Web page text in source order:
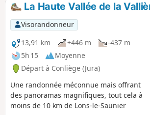
La Haute Vallée de la
Visorandonneur
13,91 km
+446 m
-437 m
5h 15
Moyenne
Départ à Conliège (Jura)
Une randonnée méconnue mais offrant
des panoramas magnifiques, tout cela à
moins de 10 km de Lons-le-Saunier